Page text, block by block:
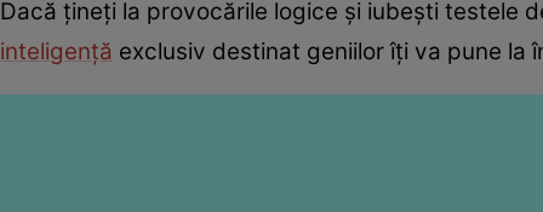
Dacă țineți la provocările logice și iubești testele
inteligență exclusiv destinat geniilor îți va pune